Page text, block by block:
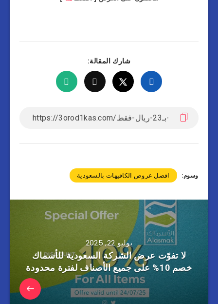
شارك المقالة:
وسوم: افضل عروض الكافيهات بالسعودية
يوليو 22, 2025
لا تفوّت عرض الشركة السعودية للأسماك
خصم 10% على جميع الأصناف لفترة محدودة